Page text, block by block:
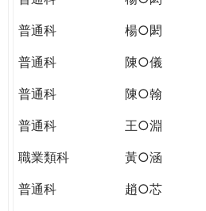
普通科
楊○閎
普通科
陳○儀
普通科
陳○翰
普通科
王○淵
職業類科
黃○涵
普通科
趙○芯